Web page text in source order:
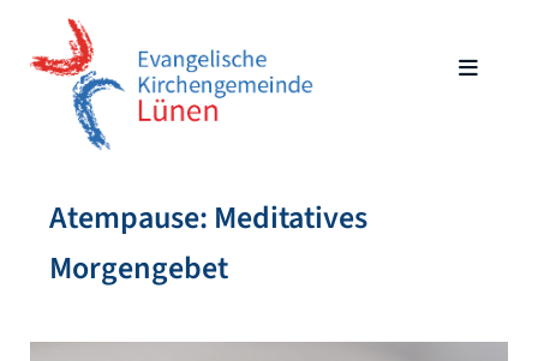
Atempause: Meditatives
Morgengebet